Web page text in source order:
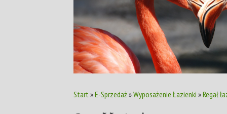
Start »E-Sprzedaż»Wyposażenie Łazienki »Regał